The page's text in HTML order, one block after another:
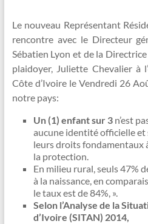
Le nouveau Représentant
rencontre avec le Directeur
Sébatien Lyon et de la
plaidoyer, Juliette Chevalier à
Côte d’Ivoire le Vendredi 26
notre pays:
Un (1) enfant sur 3n’est
aucune identité officielle et
leurs droits fondamentaux
la protection.
En milieu rural, seuls 47%
à la naissance, en
le taux est de 84%, ».
Selon l’Analyse de la
d’Ivoire (SITAN) 2014,